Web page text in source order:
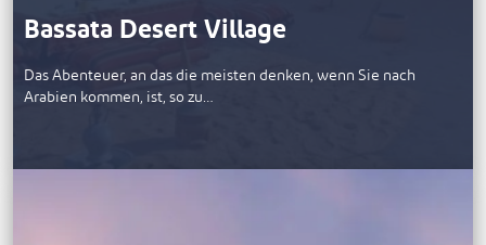
Bassata Desert Village
Das Abenteuer, an das die meisten denken, wenn Sie nach
Arabien kommen, ist, so zu…